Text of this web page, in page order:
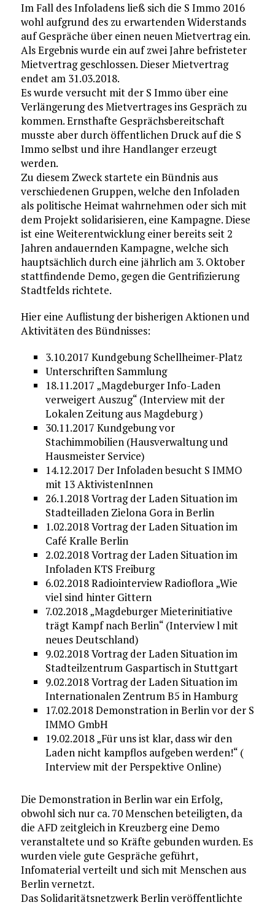
Im Fall des Infoladens ließ sich die S Immo 2016
wohl aufgrund des zu erwartenden Widerstands
auf Gespräche über einen neuen Mietvertrag ein.
Als Ergebnis wurde ein auf zwei Jahre befristeter
Mietvertrag geschlossen. Dieser Mietvertrag
endet am 31.03.2018.
Es wurde versucht mit der S Immo über eine
Verlängerung des Mietvertrages ins Gespräch zu
kommen. Ernsthafte Gesprächsbereitschaft
musste aber durch öffentlichen Druck auf die S
Immo selbst und ihre Handlanger erzeugt
werden.
Zu diesem Zweck startete ein Bündnis aus
verschiedenen Gruppen, welche den Infoladen
als politische Heimat wahrnehmen oder sich mit
dem Projekt solidarisieren, eine Kampagne. Diese
ist eine Weiterentwicklung einer bereits seit 2
Jahren andauernden Kampagne, welche sich
hauptsächlich durch eine jährlich am 3. Oktober
stattfindende Demo, gegen die Gentrifizierung
Stadtfelds richtete.
Hier eine Auflistung der bisherigen Aktionen und
Aktivitäten des Bündnisses:
3.10.2017 Kundgebung Schellheimer-Platz
Unterschriften Sammlung
18.11.2017 „Magdeburger Info-Laden
verweigert Auszug“ (Interview mit der
Lokalen Zeitung aus Magdeburg )
30.11.2017 Kundgebung vor
Stachimmobilien (Hausverwaltung und
Hausmeister Service)
14.12.2017 Der Infoladen besucht S IMMO
mit 13 AktivistenInnen
26.1.2018 Vortrag der Laden Situation im
Stadteilladen Zielona Gora in Berlin
1.02.2018 Vortrag der Laden Situation im
Café Kralle Berlin
2.02.2018 Vortrag der Laden Situation im
Infoladen KTS Freiburg
6.02.2018 Radiointerview Radioflora „Wie
viel sind hinter Gittern
7.02.2018 „Magdeburger Mieterinitiative
trägt Kampf nach Berlin“ (Interview l mit
neues Deutschland)
9.02.2018 Vortrag der Laden Situation im
Stadteilzentrum Gaspartisch in Stuttgart
9.02.2018 Vortrag der Laden Situation im
Internationalen Zentrum B5 in Hamburg
17.02.2018 Demonstration in Berlin vor der S
IMMO GmbH
19.02.2018 „Für uns ist klar, dass wir den
Laden nicht kampflos aufgeben werden!“ (
Interview mit der Perspektive Online)
Die Demonstration in Berlin war ein Erfolg,
obwohl sich nur ca. 70 Menschen beteiligten, da
die AFD zeitgleich in Kreuzberg eine Demo
veranstaltete und so Kräfte gebunden wurden. Es
wurden viele gute Gespräche geführt,
Infomaterial verteilt und sich mit Menschen aus
Berlin vernetzt.
Das Solidaritätsnetzwerk Berlin veröffentlichte